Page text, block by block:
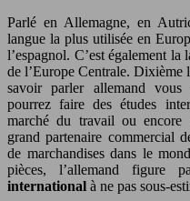
Parlé en Allemagne, en
langue la plus utilisée en
l’espagnol. C’est également
de l’Europe Centrale. Dixième
savoir parler allemand
pourrez faire des études
marché du travail ou encore
grand partenaire commercial
de marchandises dans le
pièces, l’allemand figure
international à ne pas sous-